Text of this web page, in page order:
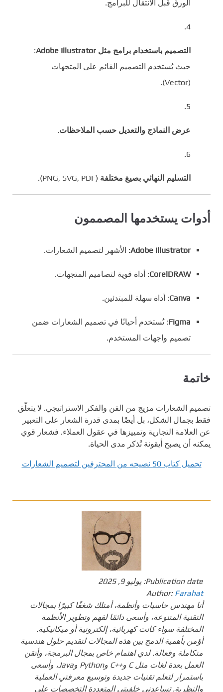
الورق قبل الانتقال للبرامج.
التصميم باستخدام برامج مثل Adobe Illustrator
:
حيث يُستخدم التصميم القائم على المتجهات
(Vector).
عرض النماذج والتعديل حسب الملاحظات.
التسليم النهائي بصيغ مختلفة (PNG, SVG, PDF).
أدوات يستخدمها المصممون
Adobe Illustrator: الأشهر لتصميم الشعارات.
CorelDRAW: أداة قوية لتصاميم المتجهات.
Canva: أداة سهلة للمبتدئين.
Figma: تُستخدم أحيانًا في تصميم الشعارات ضمن
تصميم واجهات المستخدم.
خاتمة
تصميم الشعارات مزيج من الفن والفكر الاستراتيجي. لا يتعلّق
فقط بجمال الشكل، بل أيضًا بمدى قدرة الشعار على التعبير
عن العلامة التجارية وتمييزها في عقول العملاء. فشعار قوي
يمكنه أن يصبح أيقونة تُذكر مدى الحياة.
تحميل كتاب 50 نصيحه من المحترفين لتصميم الشعارات
Publication date: يوليو 9, 2025
Author: Farahat
أنا مهندس حاسبات وأنظمة، أمتلك شغفًا كبيرًا بمجالات
التقنية المتنوعة، وأسعى دائمًا لفهم وتطوير الأنظمة
المختلفة سواء كانت كهربائية، إلكترونية أو ميكانيكية.
أؤمن بأهمية الدمج بين هذه المجالات لتقديم حلول هندسية
متكاملة وفعالة. لدي اهتمام خاص بمجال البرمجة، وأتقن
العمل بعدة لغات مثل C و++C وPython وJava، وأسعى
باستمرار لتعلم تقنيات جديدة وتوسيع معرفتي العملية
والنظرية. تساعدني خلفيتي المتعددة التخصصات على